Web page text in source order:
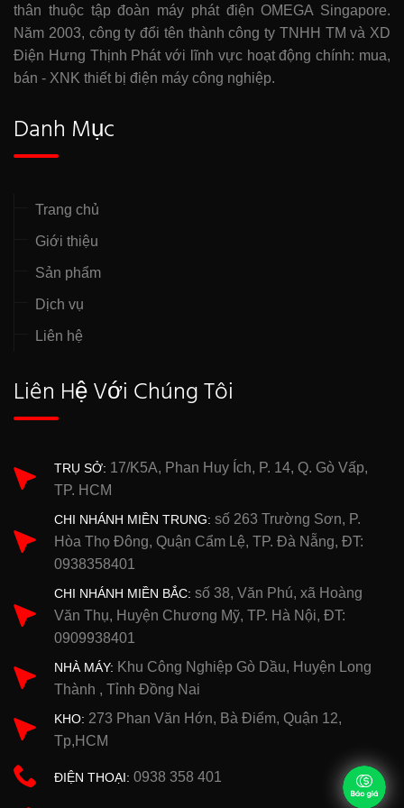
thân thuộc tập đoàn máy phát điện OMEGA Singapore.
Năm 2003, công ty đổi tên thành công ty TNHH TM và XD
Điện Hưng Thịnh Phát với lĩnh vực hoạt động chính: mua,
bán - XNK thiết bị điện máy công nghiệp.
Danh Mục
Trang chủ
Giới thiệu
Sản phẩm
Dịch vụ
Liên hệ
Liên Hệ Với Chúng Tôi
TRỤ SỞ: 17/K5A, Phan Huy Ích, P. 14, Q. Gò Vấp,
TP. HCM
CHI NHÁNH MIỀN TRUNG: số 263 Trường Sơn, P.
Hòa Thọ Đông, Quận Cẩm Lệ, TP. Đà Nẵng, ĐT:
0938358401
CHI NHÁNH MIỀN BẮC: số 38, Văn Phú, xã Hoàng
Văn Thụ, Huyện Chương Mỹ, TP. Hà Nội, ĐT:
0909938401
NHÀ MÁY: Khu Công Nghiệp Gò Dầu, Huyện Long
Thành , Tỉnh Đồng Nai
KHO: 273 Phan Văn Hớn, Bà Điểm, Quận 12,
Tp,HCM
ĐIỆN THOẠI: 0938 358 401